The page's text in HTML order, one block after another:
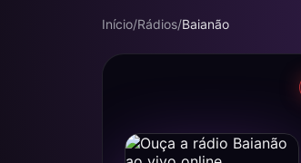
Início/Rádios/Baianão